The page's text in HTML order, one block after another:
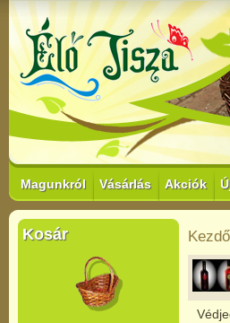
Magunkról Vásárlás Akciók
Kosár